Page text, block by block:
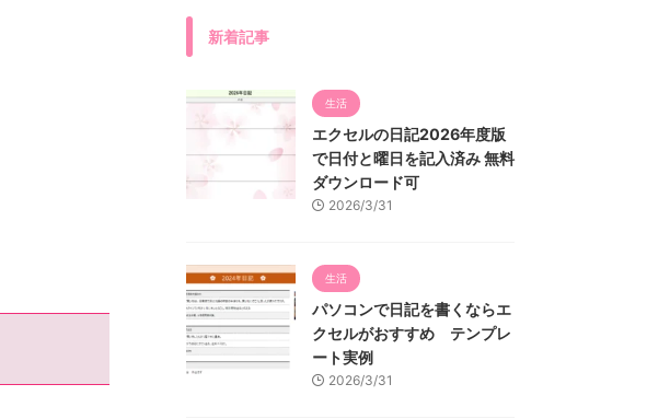
新着記事
生活
エクセルの日記2026年度版
で日付と曜日を記入済み 無料
ダウンロード可
2026/3/31
生活
パソコンで日記を書くならエ
クセルがおすすめ テンプレ
ート実例
2026/3/31